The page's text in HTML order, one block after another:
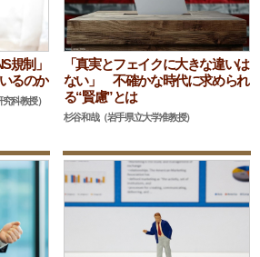
規制」
るのか
科教授）
「真実とフェイクに大きな違いは
ない」 不確かな時代に求められ
る“賢慮”とは
杉谷和哉（岩手県立大学准教授）